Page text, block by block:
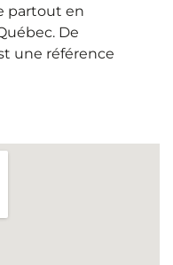
partout en
De
une référence